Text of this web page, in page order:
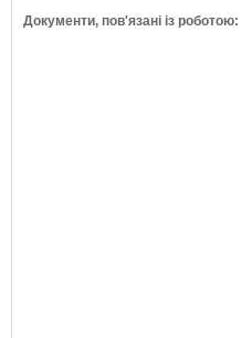
Документи, пов'язані із роботою: